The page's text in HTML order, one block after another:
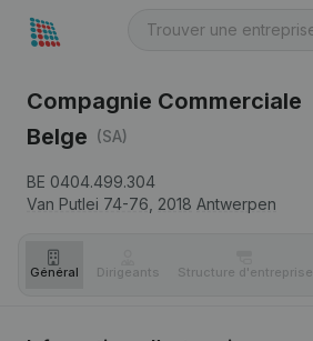
Compagnie Commerciale
Belge (SA)
BE 0404.499.304
Van Putlei 74-76, 2018 Antwerpen
Général Dirigeants Structure d'entreprise